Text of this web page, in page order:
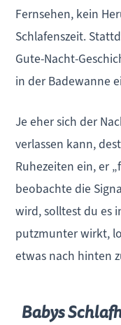
Fernsehen, kein
Schlafenszeit.
Gute-Nacht-
in der Badewanne
Je eher sich der
verlassen kann,
Ruhezeiten ein, er
beobachte die
wird, solltest du es
putzmunter wirkt,
etwas nach hinten
Babys